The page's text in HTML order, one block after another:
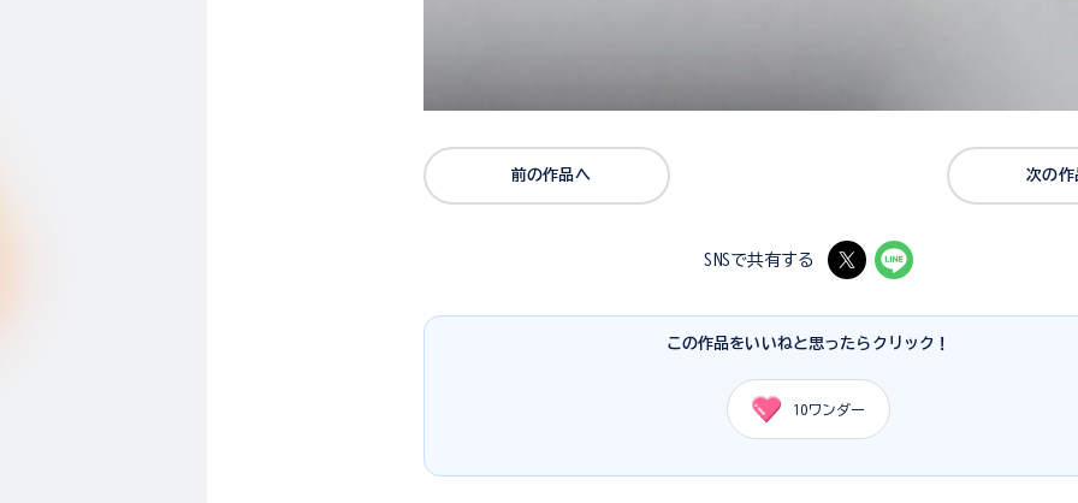
前の作品へ 次の作
SNSで共有する
この作品をいいねと思ったらクリック！
10ワンダー